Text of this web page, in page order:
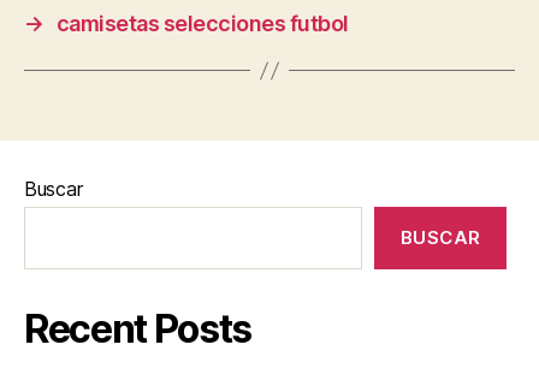
→
camisetas selecciones futbol
Buscar
BUSCAR
Recent Posts